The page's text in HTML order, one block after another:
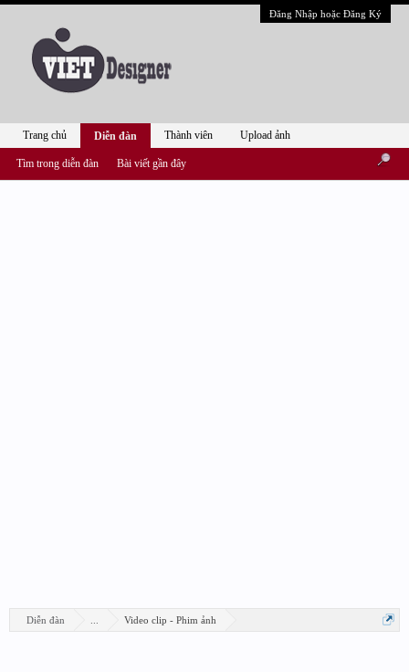
Đăng Nhập hoặc Đăng Ký
Diễn đàn Video clip - Phim ảnh
Trang chủ Diễn đàn
Tìm trong diễn đàn Bài viết gần đây
Thành viên Upload ảnh